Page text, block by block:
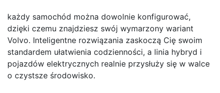
każdy samochód można dowolnie konfigurować,
dzięki czemu znajdziesz swój wymarzony wariant
Volvo. Inteligentne rozwiązania zaskoczą Cię swoim
standardem ułatwienia codzienności, a linia hybryd i
pojazdów elektrycznych realnie przysłuży się w walce
o czystsze środowisko.